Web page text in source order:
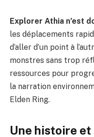
Explorer Athia n’est
les déplacements
d’aller d’un point à
monstres sans trop
ressources pour
la narration
Elden Ring.
Une histoire et